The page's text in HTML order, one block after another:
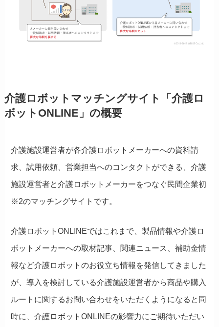
介護ロボットマッチングサイト「介護ロ
ボットONLINE」の概要
介護施設運営者が各介護ロボットメーカーへの資料請
求、試用依頼、営業担当へのコンタクトができる、介護
施設運営者と介護ロボットメーカーをつなぐ民間企業初
※2のマッチングサイトです。
介護ロボットONLINEではこれまで、製品情報や介護ロ
ボットメーカーへの取材記事、関連ニュース、補助金情
報など介護ロボットのお役立ち情報を発信してきました
が、導入を検討している介護施設運営者から商品や購入
ルートに関するお問い合わせをいただくようになると同
時に、介護ロボットONLINEの影響力にご期待いただい